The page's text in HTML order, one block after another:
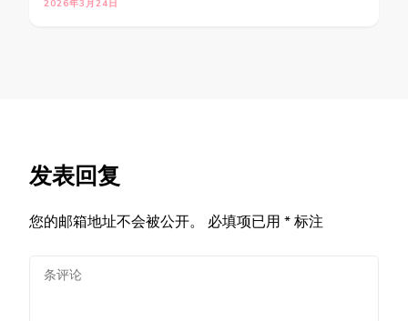
2026年3月24日
发表回复
您的邮箱地址不会被公开。 必填项已用 *标注